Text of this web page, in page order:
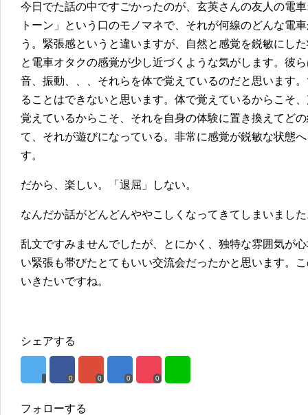
今日でた話の中ですごかったのが、玄英さんの友人の電
トーン」という口のモノマネで、それが何線のどんな電
う。緊張感というと違いますが、自然と感覚を鋭敏にし
と電車オタクの感覚が少し近づくような気がします。彼
音、振動、、、それらを体で覚えているのだと思います
ることはできないと思います。体で覚えているからこそ
覚えているからこそ、それを自身の体験に置き換えてど
て、それが遊びになっている。非常に感覚が鋭敏な状態
す。
だから、楽しい。「退屈」しない。
なんだか話がどんどんややこしくなってきてしまいまし
乱文ですみませんでしたが、とにかく、独特な雰囲気が
い緊張も帯びたとてもいい交流会だったかと思います。
いきたいですね。
シェアする
0 0 0 0
フォローする